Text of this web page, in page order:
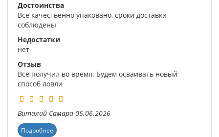
Достоинства
Все качественно упаковано, сроки доставки
соблюдены
Недостатки
нет
Отзыв
Все получил во время. Будем осваивать новый
способ ловли
Виталий Самара 05.06.2026
Подробнее